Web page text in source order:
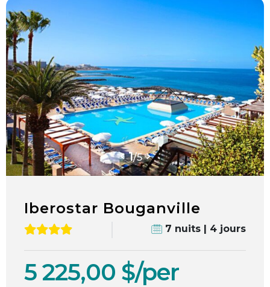
1/5
Iberostar Bouganville
7 nuits | 4 jours
5 225,00 $/per